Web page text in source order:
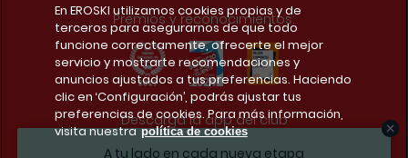
A tu lado en cada nueva etapa
Premios y reconocimientos:
Descarga la app del club
En EROSKI utilizamos cookies propias y de
terceros para asegurarnos de que todo
funcione correctamente, ofrecerte el mejor
servicio y mostrarte recomendaciones y
anuncios ajustados a tus preferencias. Haciendo
clic en ‘Configuración’, podrás ajustar tus
preferencias de cookies. Para más información,
visita nuestra política de cookies